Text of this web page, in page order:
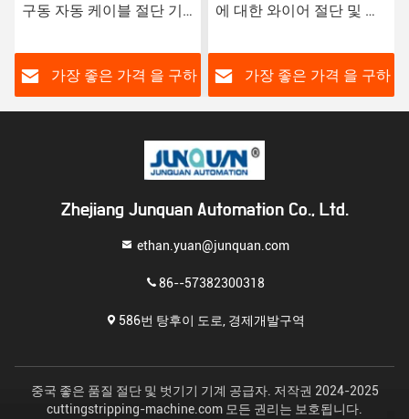
하
에 대한 와이어 절단 및 스
가장 좋은 가격 을 구하
기 기계 Zdbx-4 사용자 지
가장 좋은 가격 을 구
Zhejiang Junquan Automation Co., Ltd.
ethan.yuan@junquan.com
86--57382300318
586번 탕후이 도로, 경제개발구역
중국 좋은 품질 절단 및 벗기기 기계 공급자. 저작권 2024-2025
cuttingstripping-machine.com 모든 권리는 보호됩니다.